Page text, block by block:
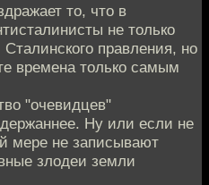
то, что в
не только
правления, но
времена только самым
"очевидцев"
Ну или если не
мере не записывают
злодеи земли